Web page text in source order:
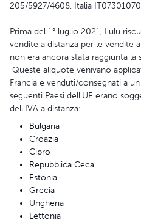
205/5927/4608, Italia
Prima del 1° luglio 2021, Lulu
vendite a distanza per le vendite
non era ancora stata raggiunta la
Queste aliquote venivano
Francia e venduti/consegnati a
seguenti Paesi dell'UE erano
dell'IVA a distanza:
Bulgaria
Croazia
Cipro
Repubblica Ceca
Estonia
Grecia
Ungheria
Lettonia